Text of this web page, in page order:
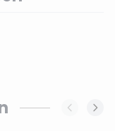
carousel is